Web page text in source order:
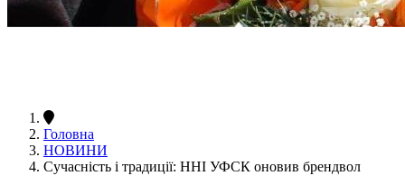
Головна
НОВИНИ
Сучасність і традиції: ННІ УФСК оновив брендвол